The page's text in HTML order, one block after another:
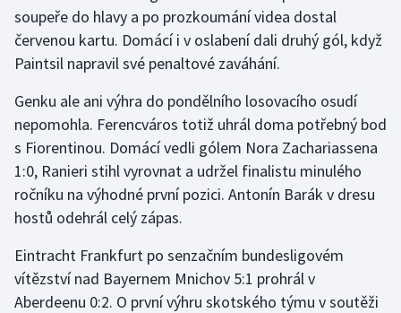
soupeře do hlavy a po prozkoumání videa dostal
červenou kartu. Domácí i v oslabení dali druhý gól, když
Paintsil napravil své penaltové zaváhání.
Genku ale ani výhra do pondělního losovacího osudí
nepomohla. Ferencváros totiž uhrál doma potřebný bod
s Fiorentinou. Domácí vedli gólem Nora Zachariassena
1:0, Ranieri stihl vyrovnat a udržel finalistu minulého
ročníku na výhodné první pozici. Antonín Barák v dresu
hostů odehrál celý zápas.
Eintracht Frankfurt po senzačním bundesligovém
vítězství nad Bayernem Mnichov 5:1 prohrál v
Aberdeenu 0:2. O první výhru skotského týmu v soutěži